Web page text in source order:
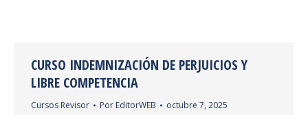
CURSO INDEMNIZACIÓN DE PERJUICIOS Y
LIBRE COMPETENCIA
Cursos Revisor Por EditorWEB octubre 7, 2025